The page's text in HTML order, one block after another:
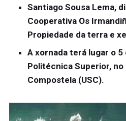
Santiago Sousa Lema,
Cooperativa Os
Propiedade da terra e
A xornada terá lugar o 5
Politécnica Superior,
Compostela (USC).